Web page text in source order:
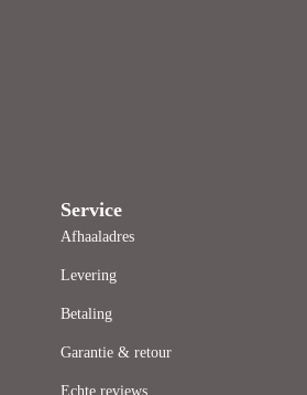
Service
Afhaaladres
Levering
Betaling
Garantie & retour
Echte reviews